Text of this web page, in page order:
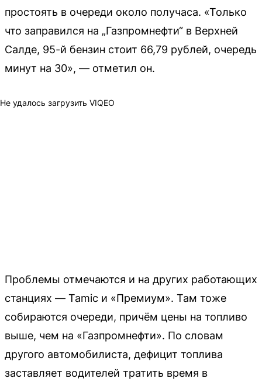
простоять в очереди около получаса. «Только
что заправился на „Газпромнефти“ в Верхней
Салде, 95-й бензин стоит 66,79 рублей, очередь
минут на 30», — отметил он.
Не удалось загрузить VIQEO
Проблемы отмечаются и на других работающих
станциях — Tamic и «Премиум». Там тоже
собираются очереди, причём цены на топливо
выше, чем на «Газпромнефти». По словам
другого автомобилиста, дефицит топлива
заставляет водителей тратить время в